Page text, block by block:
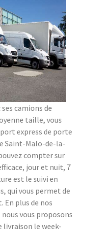
ses camions de
taille, vous
express de porte
Saint-Malo-de-la-
compter sur
jour et nuit, 7
est le suivi en
qui vous permet de
En plus de nos
vous proposons
livraison le week-